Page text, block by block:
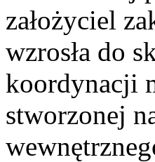
założyciel
wzrosła do
koordynacji
stworzonej